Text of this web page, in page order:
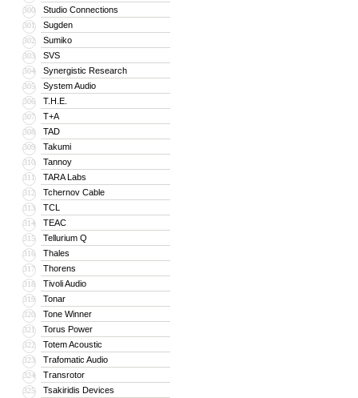
300 Studio Connections
301 Sugden
302 Sumiko
303 SVS
304 Synergistic Research
305 System Audio
306 T.H.E.
307 T+A
308 TAD
309 Takumi
310 Tannoy
311 TARA Labs
312 Tchernov Cable
313 TCL
314 TEAC
315 Tellurium Q
316 Thales
317 Thorens
318 Tivoli Audio
319 Tonar
320 Tone Winner
321 Torus Power
322 Totem Acoustic
323 Trafomatic Audio
324 Transrotor
325 Tsakiridis Devices